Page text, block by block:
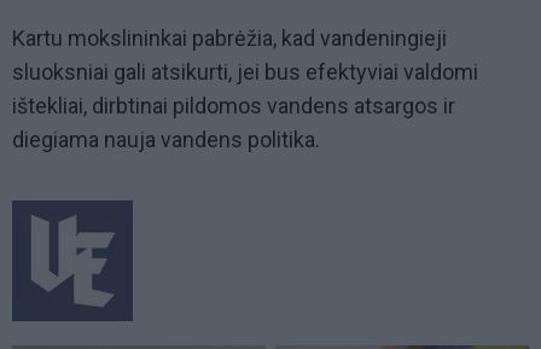
Kartu mokslininkai pabrėžia, kad vandeningieji
sluoksniai gali atsikurti, jei bus efektyviai valdomi
ištekliai, dirbtinai pildomos vandens atsargos ir
diegiama nauja vandens politika.